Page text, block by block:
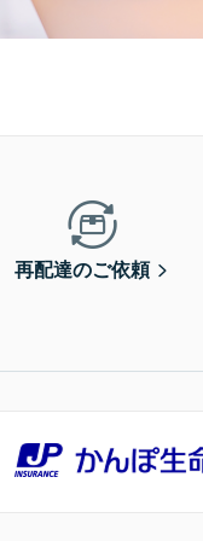
再配達のご依頼